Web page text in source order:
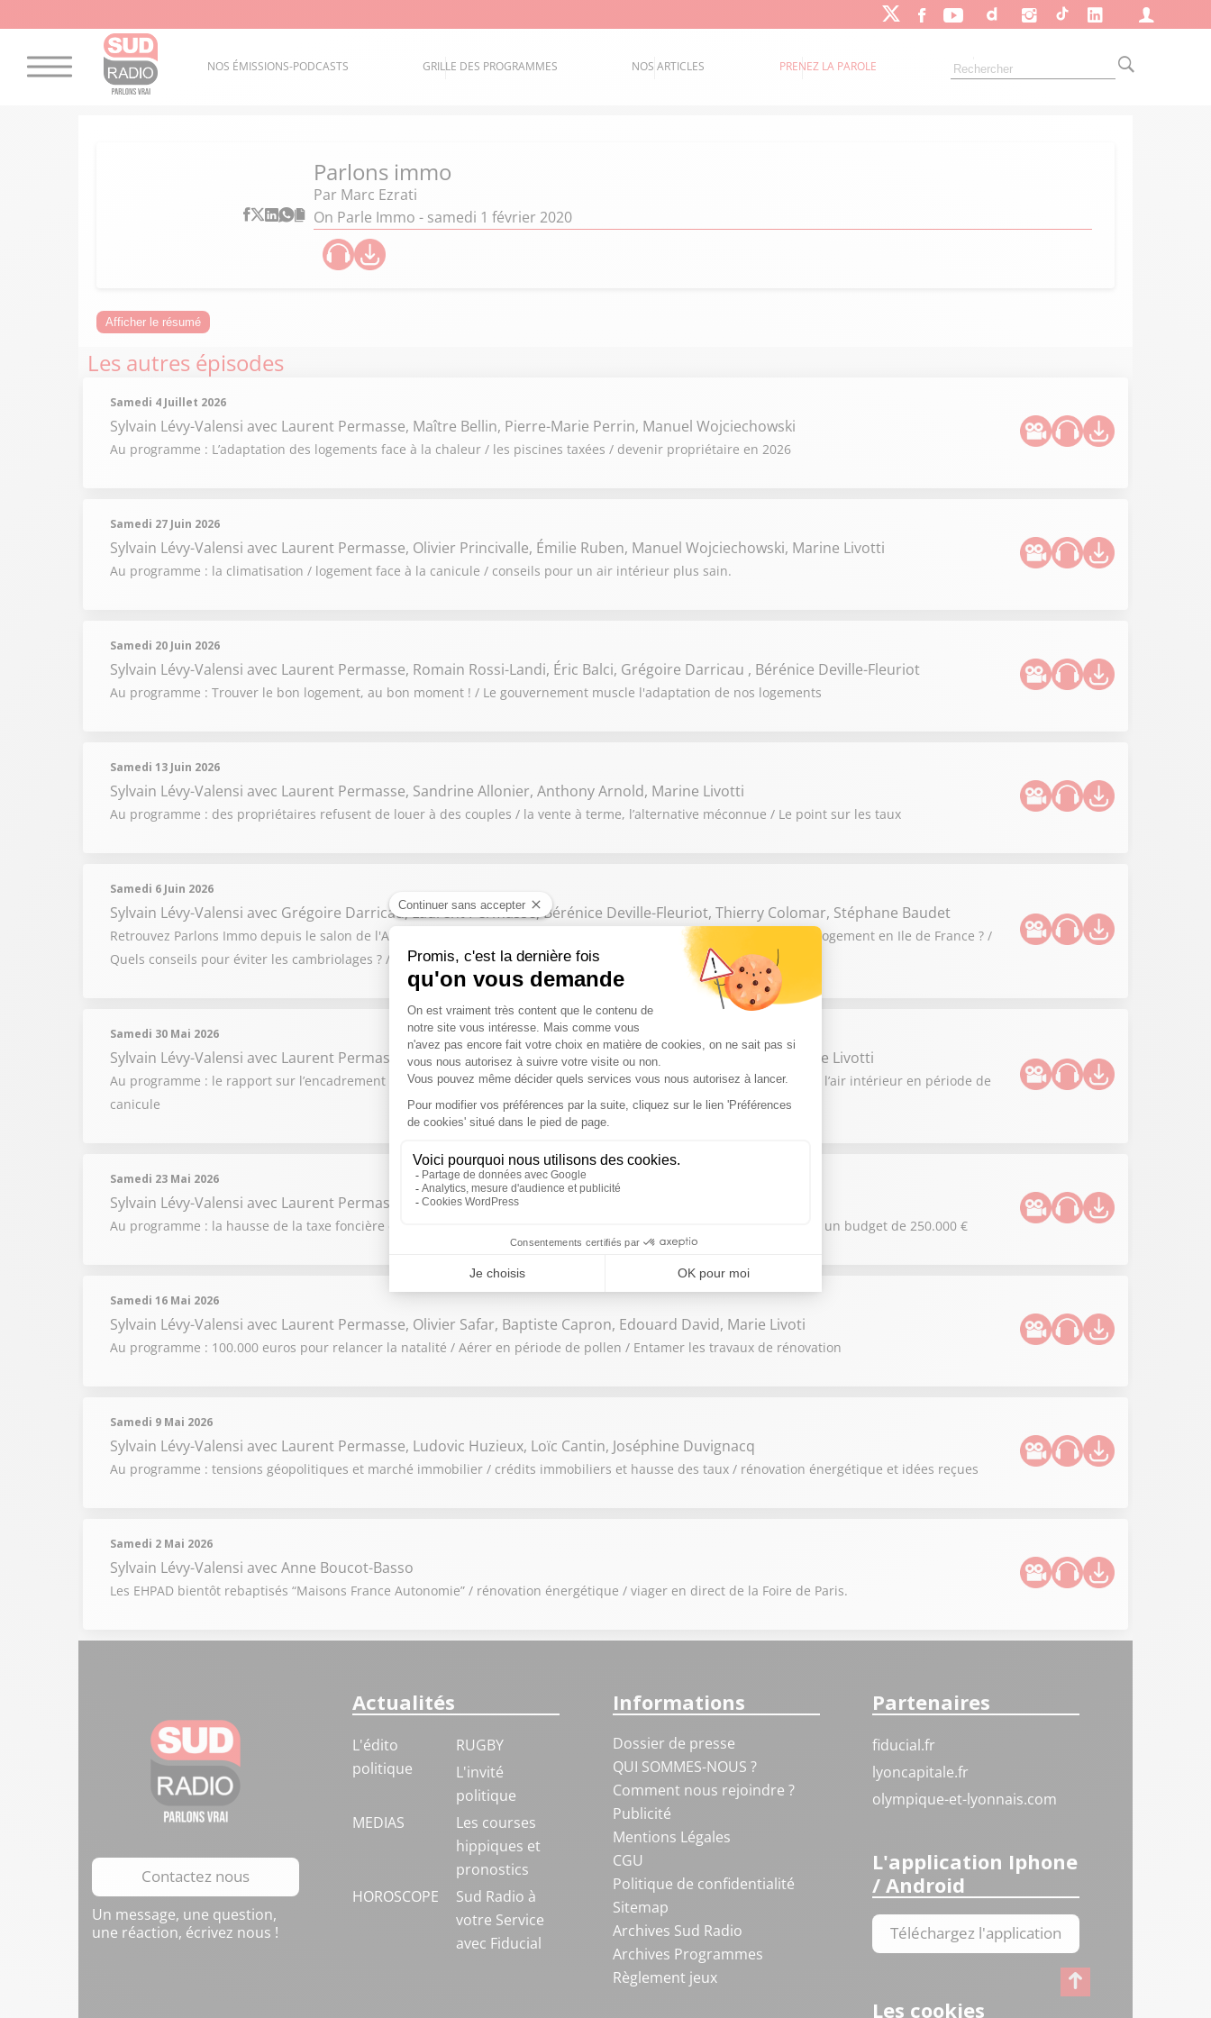
NOS ÉMISSIONS-PODCASTS GRILLE DES PROGRAMMES NOS ARTICLES PRENEZ LA PAROLE
Parlons immo
Par Marc Ezrati
On Parle Immo - samedi 1 février 2020
Afficher le résumé
Les autres épisodes
Samedi 4 Juillet 2026
Sylvain Lévy-Valensi avec Laurent Permasse, Maître Bellin, Pierre-Marie Perrin, Manuel Wojciechowski
Au programme : L’adaptation des logements face à la chaleur / les piscines taxées / devenir propriétaire en 2026
Samedi 27 Juin 2026
Sylvain Lévy-Valensi avec Laurent Permasse, Olivier Princivalle, Émilie Ruben, Manuel Wojciechowski, Marine Livotti
Au programme : la climatisation / logement face à la canicule / conseils pour un air intérieur plus sain.
Samedi 20 Juin 2026
Sylvain Lévy-Valensi avec Laurent Permasse, Romain Rossi-Landi, Éric Balci, Grégoire Darricau , Bérénice Deville-Fleuriot
Au programme : Trouver le bon logement, au bon moment ! / Le gouvernement muscle l'adaptation de nos logements
Samedi 13 Juin 2026
Sylvain Lévy-Valensi avec Laurent Permasse, Sandrine Allonier, Anthony Arnold, Marine Livotti
Au programme : des propriétaires refusent de louer à des couples / la vente à terme, l’alternative méconnue / Le point sur les taux
Samedi 6 Juin 2026
Sylvain Lévy-Valensi avec Grégoire Darricau, Laurent Permasse, Bérénice Deville-Fleuriot, Thierry Colomar, Stéphane Baudet
Retrouvez Parlons Immo depuis le salon de l'AMIF, l'Association des Maires d'Ile de France. Quelle est la situation du logement en Ile de France ? /
Quels conseils pour éviter les cambriolages ? / Les taux d'emprunt sont avantageux
Samedi 30 Mai 2026
Sylvain Lévy-Valensi avec Laurent Permasse, Olivier Princivalle, Antoine Saintoyant, Edouard David, Marine Livotti
Au programme : le rapport sur l’encadrement des loyers / chaleur et isolation / estimations patrimoniales / qualité de l’air intérieur en période de
canicule
Samedi 23 Mai 2026
Sylvain Lévy-Valensi avec Laurent Permasse, Me Manon Bellin, Jérome Buanec, Manuel Wojciechowski
Au programme : la hausse de la taxe foncière et une étude sur les communes où il est encore possible d’acheter avec un budget de 250.000 €
Samedi 16 Mai 2026
Sylvain Lévy-Valensi avec Laurent Permasse, Olivier Safar, Baptiste Capron, Edouard David, Marie Livoti
Au programme : 100.000 euros pour relancer la natalité / Aérer en période de pollen / Entamer les travaux de rénovation
Samedi 9 Mai 2026
Sylvain Lévy-Valensi avec Laurent Permasse, Ludovic Huzieux, Loïc Cantin, Joséphine Duvignacq
Au programme : tensions géopolitiques et marché immobilier / crédits immobiliers et hausse des taux / rénovation énergétique et idées reçues
Samedi 2 Mai 2026
Sylvain Lévy-Valensi avec Anne Boucot-Basso
Les EHPAD bientôt rebaptisés “Maisons France Autonomie” / rénovation énergétique / viager en direct de la Foire de Paris.
Contactez nous
Un message, une question,
une réaction, écrivez nous !
Actualités
L'édito
politique
RUGBY
L'invité
politique
MEDIAS
Les courses
hippiques et
pronostics
HOROSCOPE
Sud Radio à
votre Service
avec Fiducial
Informations
Dossier de presse
QUI SOMMES-NOUS ?
Comment nous rejoindre ?
Publicité
Mentions Légales
CGU
Politique de confidentialité
Sitemap
Archives Sud Radio
Archives Programmes
Règlement jeux
Partenaires
fiducial.fr
lyoncapitale.fr
olympique-et-lyonnais.com
L'application Iphone
/ Android
Téléchargez l'application
Les cookies